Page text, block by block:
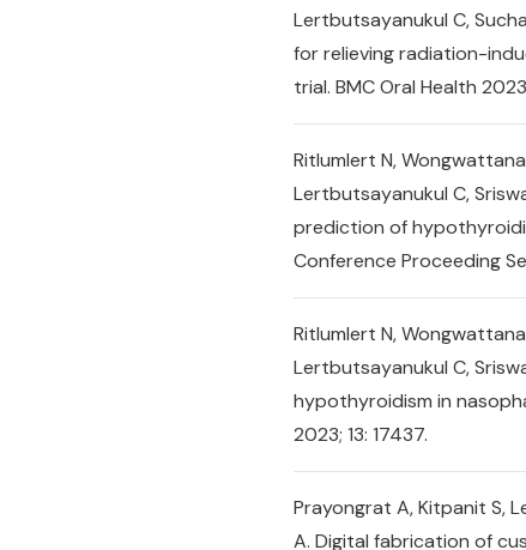
Lertbutsayanukul C,
for relieving radiation-
trial. BMC Oral Health
Ritlumlert N,
Lertbutsayanukul C,
prediction of
Conference Proceeding
Ritlumlert N,
Lertbutsayanukul C,
hypothyroidism in
2023; 13: 17437.
Prayongrat A, Kitpanit S,
A. Digital fabrication of